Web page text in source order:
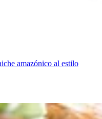
amazónico al estilo